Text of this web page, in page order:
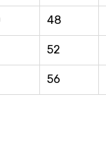
48
52
56